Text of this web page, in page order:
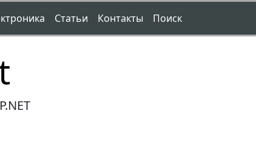
Статьи Контакты Поиск